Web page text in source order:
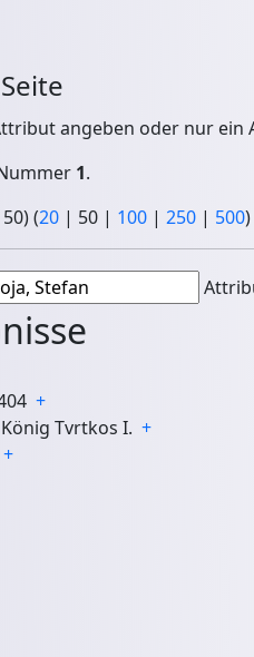
angeben oder nur
1.
) (20 | 50 | 100 | 250 | 500)
+
Tvrtkos I. +
+